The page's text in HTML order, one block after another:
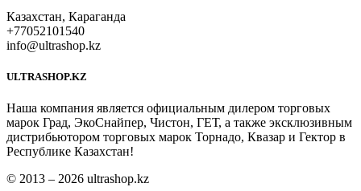
Казахстан, Караганда
+77052101540
info@ultrashop.kz
ULTRASHOP.KZ
Наша компания является официальным дилером торговых
марок Град, ЭкоСнайпер, Чистон, ГЕТ, а также эксклюзивным
дистрибьютором торговых марок Торнадо, Квазар и Гектор в
Республике Казахстан!
© 2013 – 2026 ultrashop.kz